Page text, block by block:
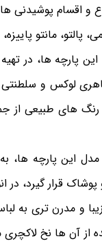
و اقسام
مانتو
این پارچه ها، در
لوکس و
رنگ های طبیعی از
مدل این پارچه
قرار گیرد، در
و مدرن تری به
از آن ها نخ